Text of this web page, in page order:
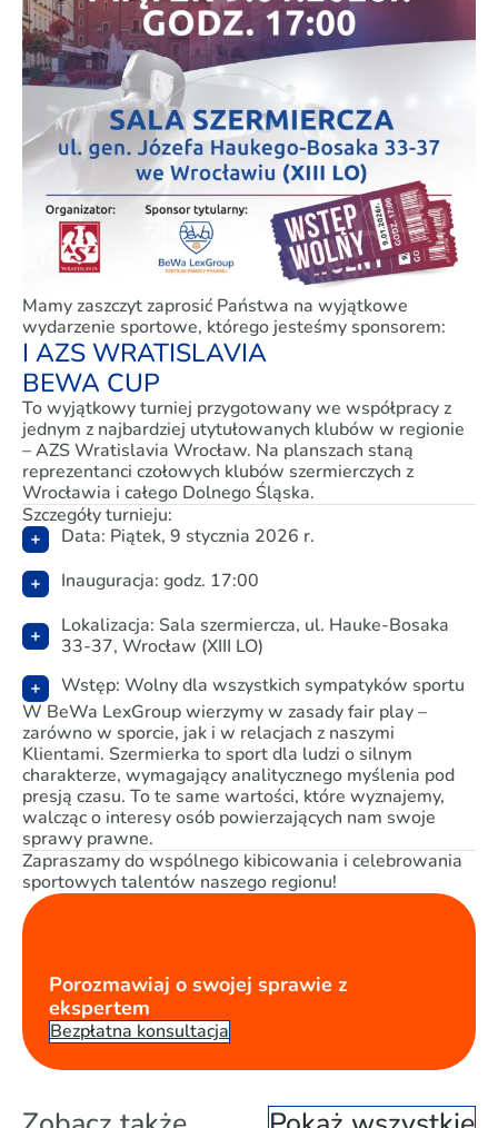
Mamy zaszczyt zaprosić Państwa na wyjątkowe
wydarzenie sportowe, którego jesteśmy sponsorem:
I AZS WRATISLAVIA
BEWA CUP
To wyjątkowy turniej przygotowany we współpracy z
jednym z najbardziej utytułowanych klubów w regionie
– AZS Wratislavia Wrocław. Na planszach staną
reprezentanci czołowych klubów szermierczych z
Wrocławia i całego Dolnego Śląska.
Szczegóły turnieju:
Data: Piątek, 9 stycznia 2026 r.
Inauguracja: godz. 17:00
Lokalizacja: Sala szermiercza, ul. Hauke-Bosaka
33-37, Wrocław (XIII LO)
Wstęp: Wolny dla wszystkich sympatyków sportu
W BeWa LexGroup wierzymy w zasady fair play –
zarówno w sporcie, jak i w relacjach z naszymi
Klientami. Szermierka to sport dla ludzi o silnym
charakterze, wymagający analitycznego myślenia pod
presją czasu. To te same wartości, które wyznajemy,
walcząc o interesy osób powierzających nam swoje
sprawy prawne.
Zapraszamy do wspólnego kibicowania i celebrowania
sportowych talentów naszego regionu!
Porozmawiaj o swojej sprawie z
ekspertem
Bezpłatna konsultacja